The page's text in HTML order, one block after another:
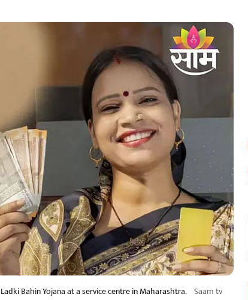
Bahin Yojana at a service centre in Maharashtra. Saam tv